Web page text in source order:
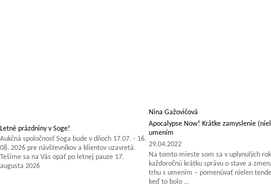
Letné prázdniny v Soge!
Aukčná spoločnosť Soga bude v dňoch 17.07. - 16.
08. 2026 pre návštevníkov a klientov uzavretá.
Tešíme sa na Vás opäť po letnej pauze 17.
augusta 2026
Nina Gažovičová
Apocalypse Now! Krátke zamyslenie
umením
29.04.2022
Na tomto mieste som sa v uplynulých
každoročnú krátku správu o stave a
trhu s umením – pomenúvať nielen
keď to bolo ...